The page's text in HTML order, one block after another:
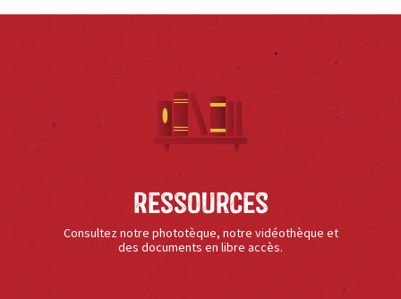
Ressources
Consultez notre phototèque, notre vidéothèque et
des documents en libre accès.